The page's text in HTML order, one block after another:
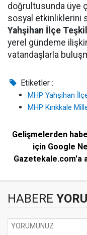
doğrultusunda üye
sosyal etkinliklerini
Yahşihan İlçe
yerel gündeme
vatandaşlarla
Etiketler :
MHP Yahşihan
MHP Kırıkkale
Gelişmelerden
için Google
Gazetekale.com'a
HABERE